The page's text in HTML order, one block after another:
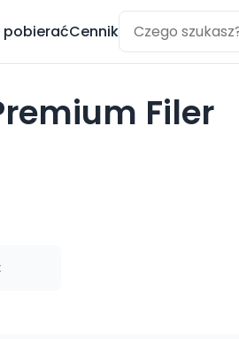
pobieraćCennik
Filer